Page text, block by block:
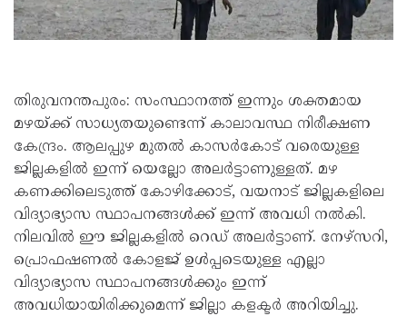
തിരുവനന്തപുരം: സംസ്ഥാനത്ത് ഇന്നും ശക്തമായ
മഴയ്ക്ക് സാധ്യതയുണ്ടെന്ന് കാലാവസ്ഥ നിരീക്ഷണ
കേന്ദ്രം. ആലപ്പുഴ മുതൽ കാസർകോട് വരെയുള്ള
ജില്ലകളിൽ ഇന്ന് യെല്ലോ അലർട്ടാണുള്ളത്. മഴ
കണക്കിലെടുത്ത് കോഴിക്കോട്, വയനാട് ജില്ലകളിലെ
വിദ്യാഭ്യാസ സ്ഥാപനങ്ങൾക്ക് ഇന്ന് അവധി നൽകി.
നിലവിൽ ഈ ജില്ലകളിൽ റെഡ് അലർട്ടാണ്. നേഴ്‌സറി,
പ്രൊഫഷണൽ കോളജ് ഉൾപ്പടെയുള്ള എല്ലാ
വിദ്യാഭ്യാസ സ്ഥാപനങ്ങൾക്കും ഇന്ന്
അവധിയായിരിക്കുമെന്ന് ജില്ലാ കളക്ടർ അറിയിച്ചു.